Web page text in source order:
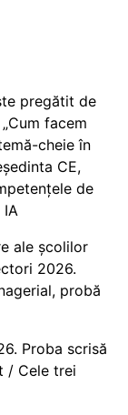
pregătit de
facem
cheie în
CE,
de
ale școlilor
2026.
probă
Proba scrisă
/ Cele trei